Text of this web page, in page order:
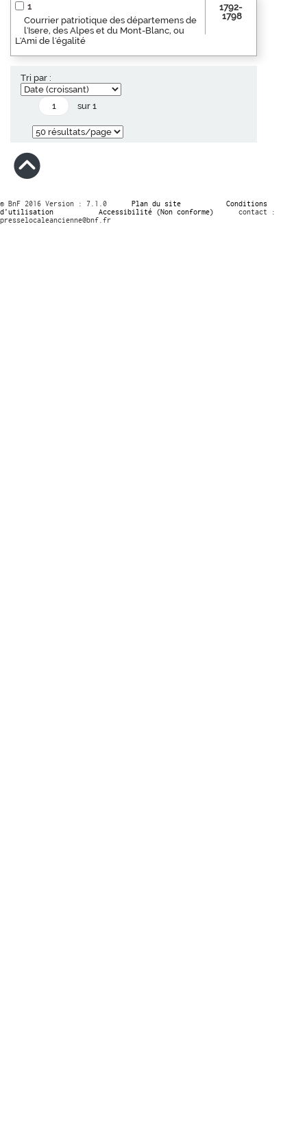
1
Courrier patriotique des départemens de
l'Isere, des Alpes et du Mont-Blanc, ou
L'Ami de l'égalité
1792-
1798
Tri par :
sur 1
© BnF 2016 Version : 7.1.0 Plan du site
Conditions
d’utilisation
Accessibilité (Non conforme)
contact :
presselocaleancienne@bnf.fr